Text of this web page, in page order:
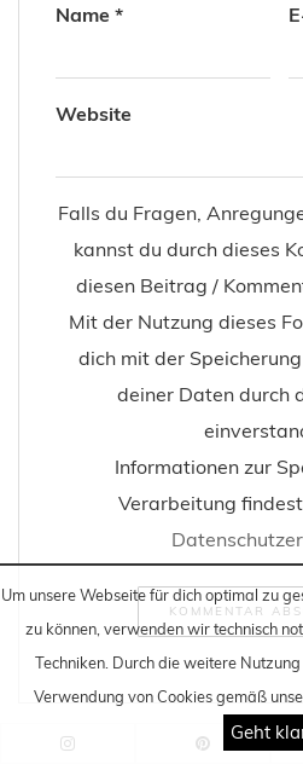
Um unsere Webseite für dich optimal zu
zu können, verwenden wir technisch
Techniken . Durch die weitere
Verwendung von Cookies gemäß
Geht
Name *
Website
Falls du Fragen,
kannst du durch dieses
diesen Beitrag /
Mit der Nutzung dieses
dich mit der
deiner Daten durch
Informationen zur
Verarbeitung